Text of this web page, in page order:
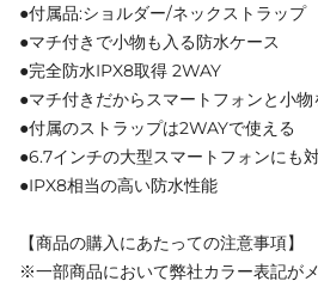
●付属品:ショルダー/ネックストラップ
●マチ付きで小物も入る防水ケース
●完全防水IPX8取得 2WAY
●マチ付きだからスマートフォンと小
●付属のストラップは2WAYで使える
●6.7インチの大型スマートフォンにも
●IPX8相当の高い防水性能
【商品の購入にあたっての注意事項】
※一部商品において弊社カラー表記が